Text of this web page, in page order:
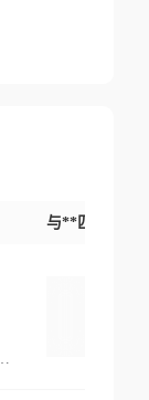
与**匹配交易